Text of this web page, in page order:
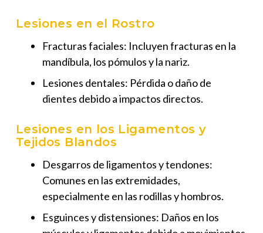
Lesiones en el Rostro
Fracturas faciales: Incluyen fracturas en la
mandíbula, los pómulos y la nariz.
Lesiones dentales: Pérdida o daño de
dientes debido a impactos directos.
Lesiones en los Ligamentos y
Tejidos Blandos
Desgarros de ligamentos y tendones:
Comunes en las extremidades,
especialmente en las rodillas y hombros.
Esguinces y distensiones: Daños en los